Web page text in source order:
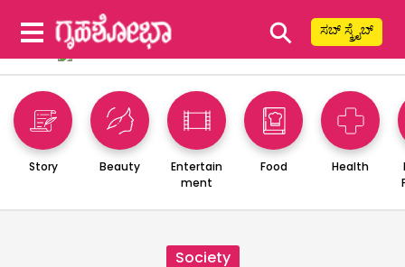
⚲ ಸಬ್ ಸ್ಕ್ರೈಬ್
Story Beauty
Entertain
ment
Food Health
Society